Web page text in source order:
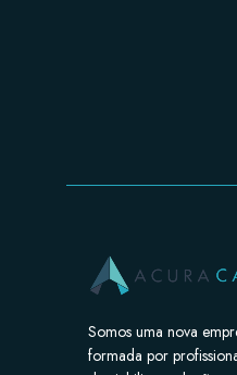
Somos uma nova
formada por